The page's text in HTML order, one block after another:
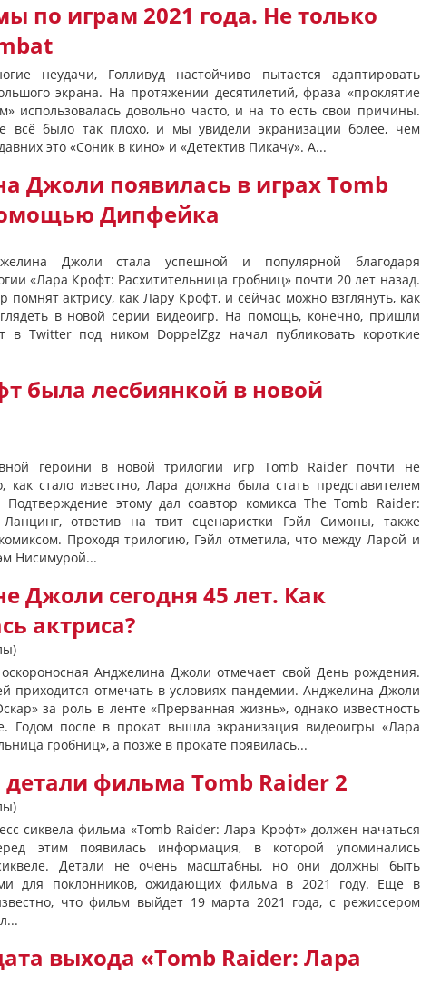
по играм 2021 года. Не только
неудачи, Голливуд настойчиво пытается адаптировать
экрана. На протяжении десятилетий, фраза «проклятие
использовалась довольно часто, и на то есть свои причины.
всё было так плохо, и мы увидели экранизации более, чем
это «Соник в кино» и «Детектив Пикачу». А...
Джоли появилась в играх Tomb
Дипфейка
Джоли стала успешной и популярной благодаря
«Лара Крофт: Расхитительница гробниц» почти 20 лет назад.
помнят актрису, как Лару Крофт, и сейчас можно взглянуть, как
в новой серии видеоигр. На помощь, конечно, пришли
в Twitter под ником DoppelZgz начал публиковать короткие
была лесбиянкой в новой
героини в новой трилогии игр Tomb Raider почти не
как стало известно, Лара должна была стать представителем
Подтверждение этому дал соавтор комикса The Tomb Raider:
ответив на твит сценаристки Гэйл Симоны, также
Проходя трилогию, Гэйл отметила, что между Ларой и
Нисимурой...
Джоли сегодня 45 лет. Как
актриса?
Анджелина Джоли отмечает свой День рождения.
приходится отмечать в условиях пандемии. Анджелина Джоли
за роль в ленте «Прерванная жизнь», однако известность
Годом после в прокат вышла экранизация видеоигры «Лара
гробниц», а позже в прокате появилась...
фильма Tomb Raider 2
сиквела фильма «Tomb Raider: Лара Крофт» должен начаться
этим появилась информация, в которой упоминались
Детали не очень масштабны, но они должны быть
для поклонников, ожидающих фильма в 2021 году. Еще в
что фильм выйдет 19 марта 2021 года, с режиссером
выхода «Tomb Raider: Лара